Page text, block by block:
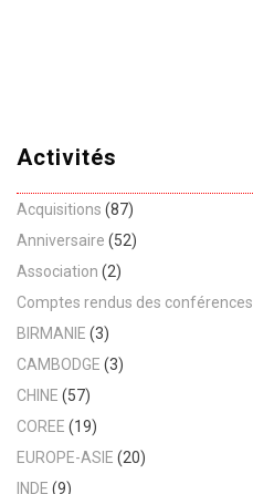
Activités
Acquisitions (87)
Anniversaire (52)
Association (2)
Comptes rendus des conférences
BIRMANIE (3)
CAMBODGE (3)
CHINE (57)
COREE (19)
EUROPE-ASIE (20)
INDE (9)